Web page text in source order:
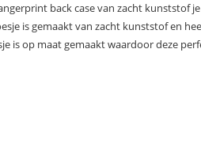
back case van zacht kunststof
is gemaakt van zacht kunststof en
is op maat gemaakt waardoor deze